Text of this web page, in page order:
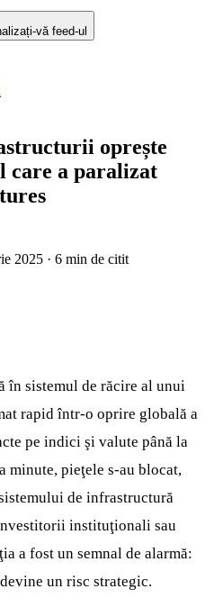
vă feed-ul
oprește
care a paralizat
2025 · 6 min de citit
în sistemul de răcire al unui
rapid într-o oprire globală a
pe indici şi valute până la
minute, pieţele s-au blocat,
de infrastructură
instituţionali sau
a fost un semnal de alarmă:
un risc strategic.